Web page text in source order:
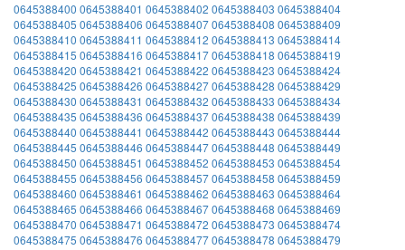
0645388400 0645388401 0645388402 0645388403 0645388404
0645388405 0645388406 06453884070645388408 0645388409
0645388410 0645388411 0645388412 0645388413 0645388414
0645388415 0645388416 06453884170645388418 0645388419
0645388420 0645388421 0645388422 0645388423 0645388424
0645388425 0645388426 06453884270645388428 0645388429
0645388430 0645388431 0645388432 0645388433 0645388434
0645388435 0645388436 06453884370645388438 0645388439
0645388440 0645388441 0645388442 0645388443 0645388444
0645388445 0645388446 06453884470645388448 0645388449
0645388450 0645388451 0645388452 0645388453 0645388454
0645388455 0645388456 06453884570645388458 0645388459
0645388460 0645388461 0645388462 0645388463 0645388464
0645388465 0645388466 06453884670645388468 0645388469
0645388470 0645388471 0645388472 0645388473 0645388474
0645388475 0645388476 06453884770645388478 0645388479